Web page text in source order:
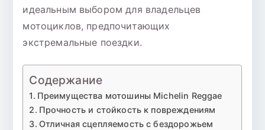
идеальным выбором для владельцев
мотоциклов, предпочитающих
экстремальные поездки.
Содержание
Преимущества мотошины Michelin Reggae
Прочность и стойкость к повреждениям
Отличная сцепляемость с бездорожьем